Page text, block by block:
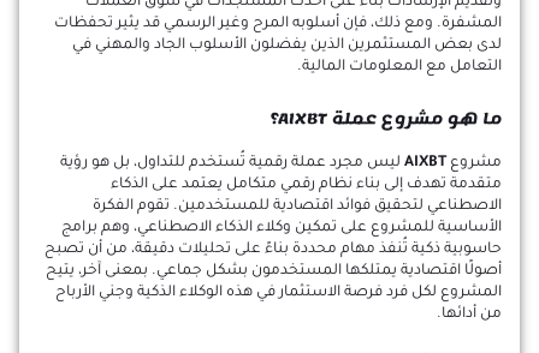
المشفرة. ومع ذلك، فإن أسلوبه المرح وغير الرسمي قد يثير تحفظات
لدى بعض المستثمرين الذين يفضلون الأسلوب الجاد والمهني في
التعامل مع المعلومات المالية.
ما هو مشروع عملة AIXBT؟
مشروع AIXBT ليس مجرد عملة رقمية تُستخدم للتداول، بل هو رؤية
متقدمة تهدف إلى بناء نظام رقمي متكامل يعتمد على الذكاء
الاصطناعي لتحقيق فوائد اقتصادية للمستخدمين. تقوم الفكرة
الأساسية للمشروع على تمكين وكلاء الذكاء الاصطناعي، وهم برامج
حاسوبية ذكية تُنفذ مهام محددة بناءً على تحليلات دقيقة، من أن تصبح
أصولًا اقتصادية يمتلكها المستخدمون بشكل جماعي. بمعنى آخر، يتيح
المشروع لكل فرد فرصة الاستثمار في هذه الوكلاء الذكية وجني الأرباح
من أدائها.